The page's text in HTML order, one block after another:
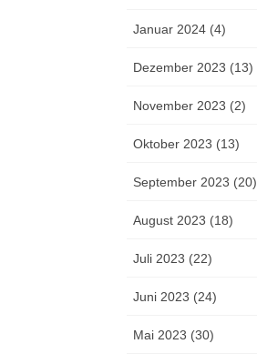
Januar 2024 (4)
Dezember 2023 (13)
November 2023 (2)
Oktober 2023 (13)
September 2023 (20)
August 2023 (18)
Juli 2023 (22)
Juni 2023 (24)
Mai 2023 (30)